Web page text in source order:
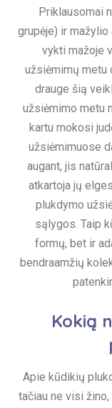
Priklausomai
grupėje) ir
vykti mažoje
užsiėmimų metu
drauge šią
užsiėmimo metu
kartu mokosi
užsiėmimuose
augant, jis
atkartoja jų
plukdymo
sąlygos. Taip
formų, bet ir
bendraamžių
Kokią
Apie kūdikių
tačiau ne visi